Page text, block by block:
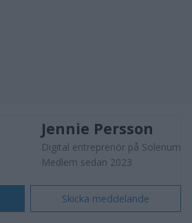
Jennie Persson
Digital entreprenör på Solenum
Medlem sedan 2023
Skicka meddelande